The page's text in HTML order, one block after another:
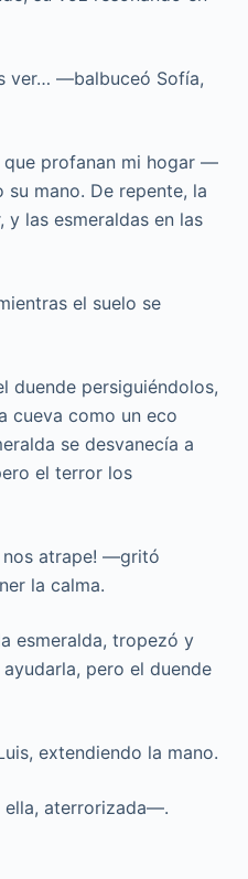
ver… —balbuceó Sofía,
profanan mi hogar —
mano. De repente, la
las esmeraldas en las
el suelo se
duende persiguiéndolos,
cueva como un eco
se desvanecía a
el terror los
nos atrape! —gritó
la calma.
esmeralda, tropezó y
pero el duende
extendiendo la mano.
aterrorizada—.